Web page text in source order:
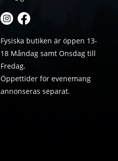
Fysiska butiken är öppen 13-
18 Måndag samt Onsdag till
Fredag.
Öppettider för evenemang
annonseras separat.